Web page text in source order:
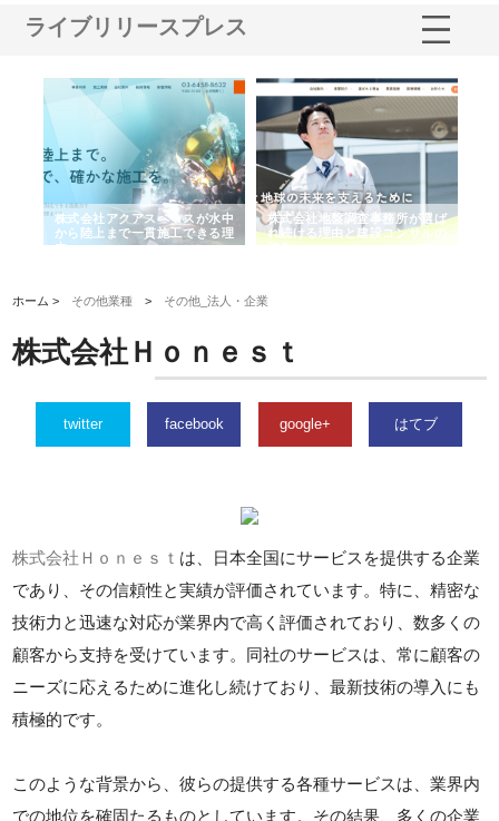
ライブリリースプレス
株式会社アクアスペースが水中
から陸上まで一貫施工できる理
由
株式会社地盤調査事務所が選ば
れ続ける理由と建設コンサルの
強み
ホーム > その他業種 > その他_法人・企業
株式会社Ｈｏｎｅｓｔ
twitter facebook google+ はてブ
株式会社Ｈｏｎｅｓｔ は、日本全国にサービスを提供する企業
であり、その信頼性と実績が評価されています。特に、精密な
技術力と迅速な対応が業界内で高く評価されており、数多くの
顧客から支持を受けています。同社のサービスは、常に顧客の
ニーズに応えるために進化し続けており、最新技術の導入にも
積極的です。
このような背景から、彼らの提供する各種サービスは、業界内
での地位を確固たるものとしています。その結果、多くの企業